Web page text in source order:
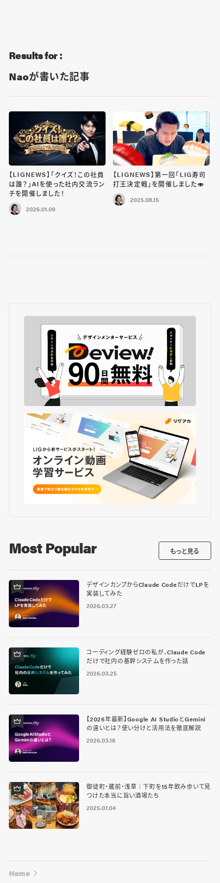
Results for :
Naoが書いた記事
【LIGNEWS】「クイズ！この社員
は誰？」AIを使った社内交流ラン
チを開催しました！
2026.01.09
【LIGNEWS】第一回「LIG寿司
打王決定戦」を開催しました🍣
2025.08.15
Most Popular もっと見る
デザインカンプからClaude CodeだけでLPを
実装してみた
2026.03.27
コーディング経験ゼロの私が、Claude Code
だけで社内の基幹システムを作った話
2026.03.25
【2026年最新】Google AI StudioとGemini
の違いとは？使い分けと活用法を徹底解説
2026.03.18
御徒町・蔵前・浅草｜下町を15年飲み歩いて見
つけた本当に旨い酒場たち
2025.07.04
Home